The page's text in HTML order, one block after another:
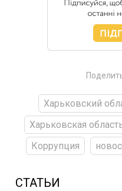
Харьковский
Харьковская
Коррупция
СТАТЬИ